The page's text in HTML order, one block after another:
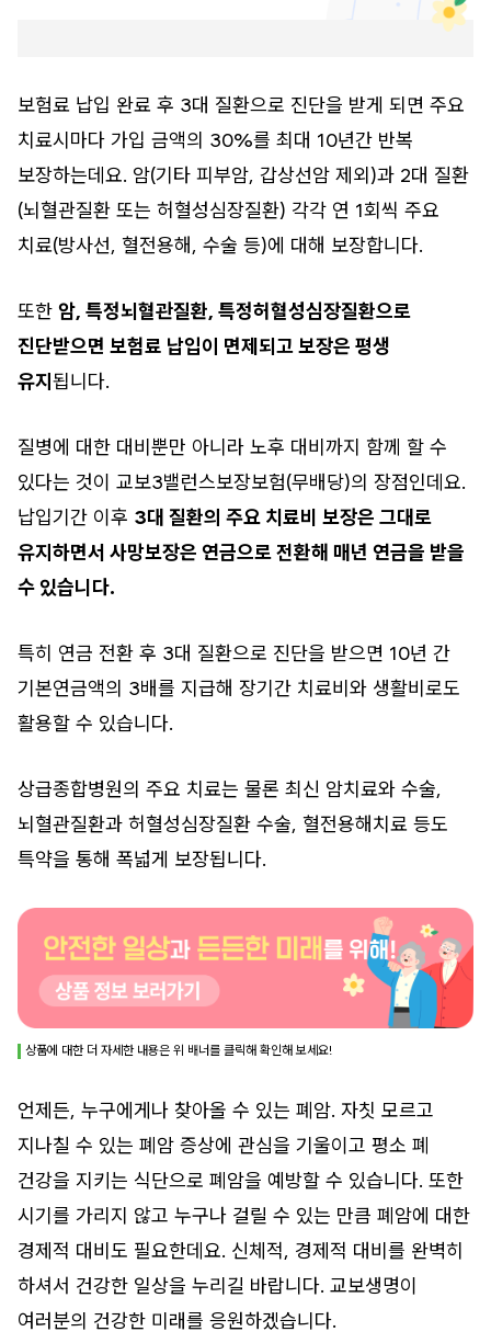
보험료 납입 완료 후 3대 질환으로 진단을 받게 되면 주요
치료시마다 가입 금액의 30%를 최대 10년간 반복
보장하는데요. 암(기타 피부암, 갑상선암 제외)과 2대 질환
(뇌혈관질환 또는 허혈성심장질환) 각각 연 1회씩 주요
치료(방사선, 혈전용해, 수술 등)에 대해 보장합니다.
또한 암, 특정뇌혈관질환, 특정허혈성심장질환으로
진단받으면 보험료 납입이 면제되고 보장은 평생
유지 됩니다.
질병에 대한 대비뿐만 아니라 노후 대비까지 함께 할 수
있다는 것이 교보3밸런스보장보험(무배당)의 장점인데요.
납입기간 이후 3대 질환의 주요 치료비 보장은 그대로
유지하면서 사망보장은 연금으로 전환해 매년 연금을 받을
수 있습니다.
특히 연금 전환 후 3대 질환으로 진단을 받으면 10년 간
기본연금액의 3배를 지급해 장기간 치료비와 생활비로도
활용할 수 있습니다.
상급종합병원의 주요 치료는 물론 최신 암치료와 수술,
뇌혈관질환과 허혈성심장질환 수술, 혈전용해치료 등도
특약을 통해 폭넓게 보장됩니다.
상품에 대한 더 자세한 내용은 위 배너를 클릭해 확인해 보세요!
언제든, 누구에게나 찾아올 수 있는 폐암. 자칫 모르고
지나칠 수 있는 폐암 증상에 관심을 기울이고 평소 폐
건강을 지키는 식단으로 폐암을 예방할 수 있습니다. 또한
시기를 가리지 않고 누구나 걸릴 수 있는 만큼 폐암에 대한
경제적 대비도 필요한데요. 신체적, 경제적 대비를 완벽히
하셔서 건강한 일상을 누리길 바랍니다. 교보생명이
여러분의 건강한 미래를 응원하겠습니다.